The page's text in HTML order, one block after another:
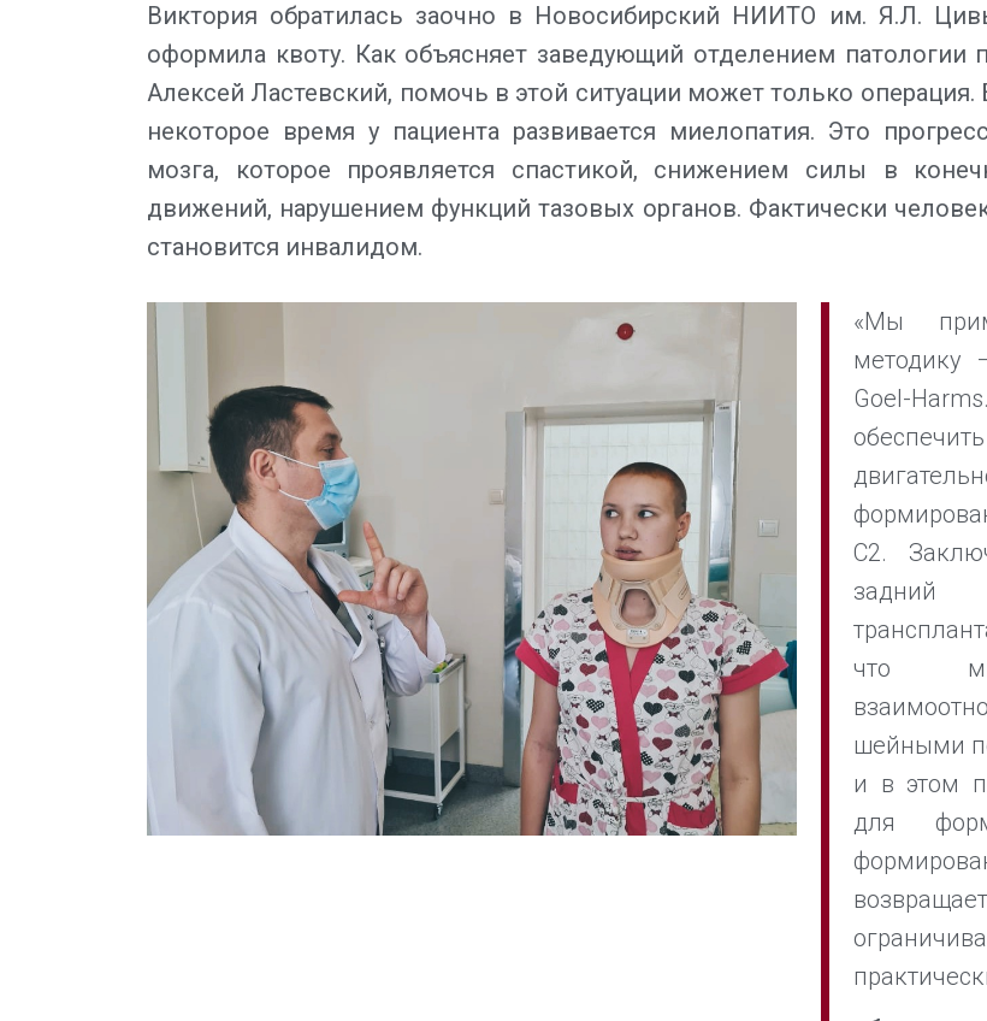
Виктория обратилась заочно в Новосибирский НИИТО им. Я.Л.
оформила квоту. Как объясняет заведующий отделением патологии
Алексей Ластевский, помочь в этой ситуации может только операция.
некоторое время у пациента развивается миелопатия. Это
мозга, которое проявляется спастикой, cнижением силы в
движений, нарушением функций тазовых органов. Фактически
становится инвалидом.
«Мы
методику
Goel-
С2.
задний
что мы
шейными
и в этом
для